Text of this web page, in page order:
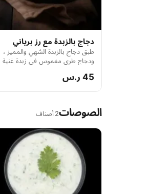
دجاج بالزبدة مع رز برياني
طبق دجاج بالزبدة الشهي والمميز ،
ودجاج طري مغموس في زبدة غنية
الناعمة وبطريقة سندي الخاصة يأتي
45 ر.س
الصوصات2 أصناف